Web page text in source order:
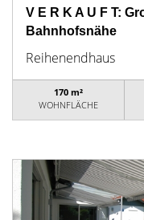
V E R K A U F T:
Bahnhofsnähe
Reihenendhaus
170 m²
WOHNFLÄCHE